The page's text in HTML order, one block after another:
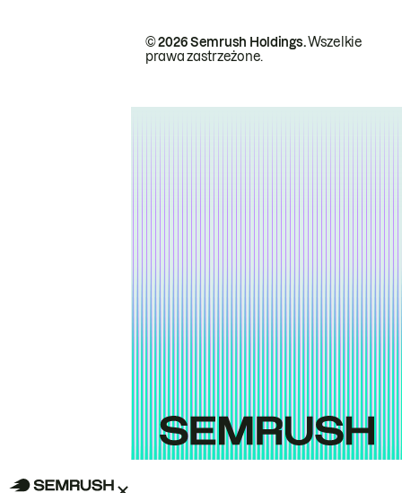
© 2026 Semrush Holdings.Wszelkie
prawa zastrzeżone.